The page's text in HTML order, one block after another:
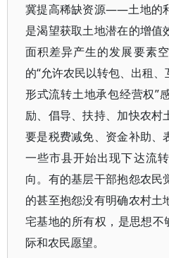
冀提高稀缺资源——土地的
是渴望获取土地潜在的增值
面积差异产生的发展要素
的“允许农民以转包、出租
形式流转土地承包经营权”
励、倡导、扶持、加快农村
要是税费减免、资金补助、
一些市县开始出现下达流
向。有的基层干部抱怨农民
的甚至抱怨没有明确农村土
宅基地的所有权，是思想不
际和农民愿望。